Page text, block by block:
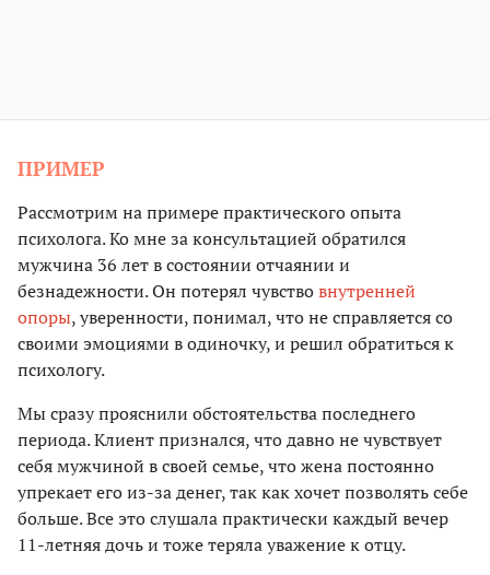
ПРИМЕР
Рассмотрим на примере практического опыта
психолога. Ко мне за консультацией обратился
мужчина 36 лет в состоянии отчаянии и
безнадежности. Он потерял чувствовнутренней
опоры, уверенности, понимал, что не справляется со
своими эмоциями в одиночку, и решил обратиться к
психологу.
Мы сразу прояснили обстоятельства последнего
периода. Клиент признался, что давно не чувствует
себя мужчиной в своей семье, что жена постоянно
упрекает его из-за денег, так как хочет позволять себе
больше. Все это слушала практически каждый вечер
11-летняя дочь и тоже теряла уважение к отцу.